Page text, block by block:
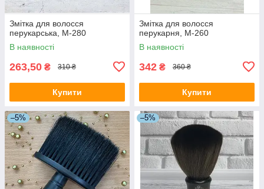
Змітка для волосся
перукарська, M-280
В наявності
263,50 ₴ 310 ₴
Купити
Змітка для волосся
перукарня, M-260
В наявності
342 ₴ 360 ₴
Купити
–5% –5%